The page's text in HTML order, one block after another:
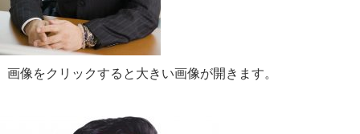
画像をクリックすると大きい画像が開きます。